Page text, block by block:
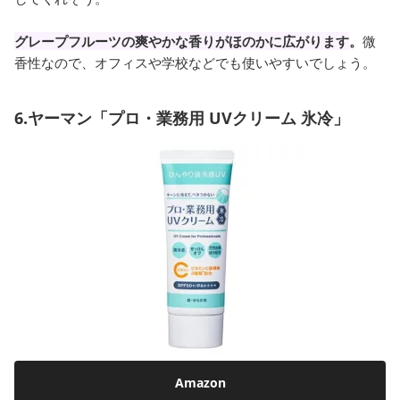
グレープフルーツの爽やかな香りがほのかに広がります。 微
香性なので、オフィスや学校などでも使いやすいでしょう。
6.ヤーマン「プロ・業務用 UVクリーム 氷冷」
Amazon